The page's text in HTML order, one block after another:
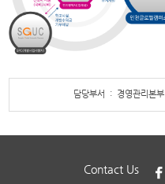
담당부서 : 경영관리본부
Contact Us